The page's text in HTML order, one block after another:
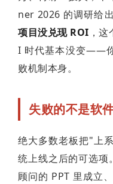
ner 2026 的调研给
项目没兑现 ROI ，
I 时代基本没变——
败机制本身。
失败的不是软
绝大多数老板把"上
统上线之后的可选项
顾问的 PPT 里成立